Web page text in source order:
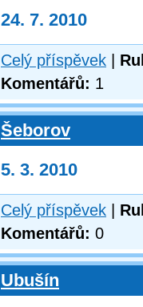
24. 7. 2010
Celý příspěvek
Komentářů: 1
Šeborov
5. 3. 2010
Celý příspěvek
Komentářů: 0
Ubušín